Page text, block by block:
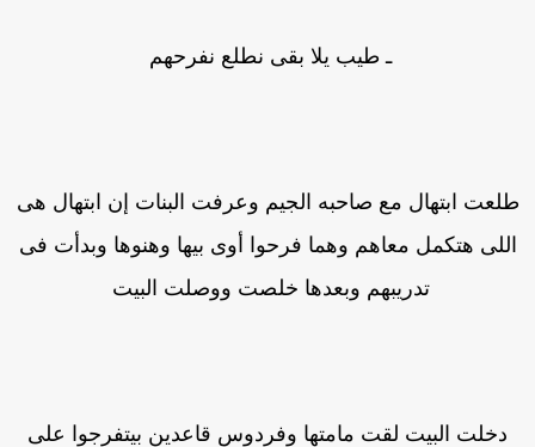
ـ طيب يلا بقى نطلع نفرحهم
ابتهال مع صاحبه الجيم وعرفت البنات إن ابتهال هى
هتكمل معاهم وهما فرحوا أوى بيها وهنوها وبدأت فى
تدريبهم وبعدها خلصت ووصلت البيت
دخلت البيت لقت مامتها وفردوس قاعدين بيتفرجوا على